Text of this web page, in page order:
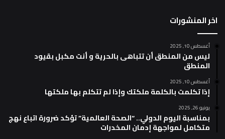
اخر المنشورات
أغسطس 10, 2025
ليس من المنطق أن تتباهى بالحرية و أنت مكبل بقيود
المنطق
أغسطس 10, 2025
إذا تكلمت بالكلمة ملكتك وإذا لم تتكلم بها ملكتها
يونيو 26, 2025
بمناسبة اليوم الدولي.. “الصحة العالمية” تؤكد ضرورة اتباع نهج
متكامل لمواجهة إدمان المخدرات